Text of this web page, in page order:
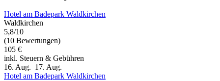
Hotel am Badepark Waldkirchen
Waldkirchen
5,8/10
(10 Bewertungen)
105 €
inkl. Steuern & Gebühren
16. Aug.–17. Aug.
Hotel am Badepark Waldkirchen